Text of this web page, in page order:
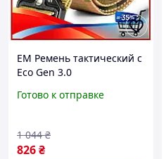
EM Ремень тактический с
Eco Gen 3.0
Cobra нейлоновый 140 см
MAR_K
Готово к отправке
826₴
1 044 ₴